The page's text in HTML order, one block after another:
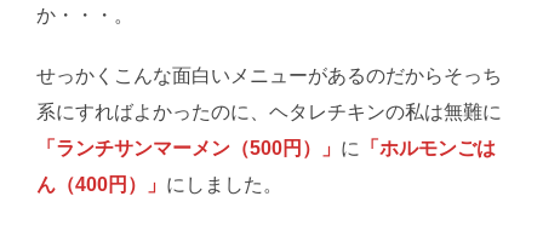
か・・・。
せっかくこんな面白いメニューがあるのだからそっち
系にすればよかったのに、ヘタレチキンの私は無難に
「ランチサンマーメン（500円）」 に
「ホルモンごは
ん（400円）」 にしました。